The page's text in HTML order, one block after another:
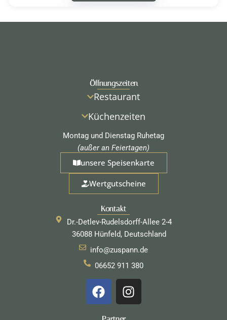
Öffnungszeiten
Restaurant
Küchenzeiten
Montag und Dienstag Ruhetag
(außer an Feiertagen)
unsere Speisenkarte
Wertgutscheine
Kontakt
Dr.-Detlev-Rudelsdorff-Allee 2-4
36088 Hünfeld, Deutschland
info@zuspann.de
06652 911 380
F
a
c
I
n
s